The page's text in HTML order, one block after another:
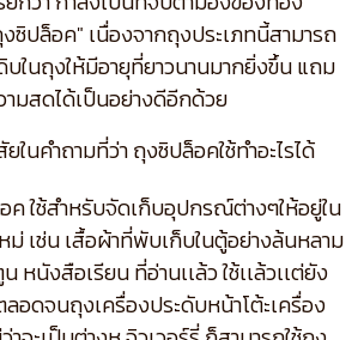
ซิปล็อค" เนื่องจากถุงประเภทนี้สามารถ
ในถุงให้มีอายุที่ยาวนานมากยิ่งขึ้น แถม
มสดได้เป็นอย่างดีอีกด้วย
ในคำถามที่ว่า ถุงซิปล็อคใช้ทำอะไรได้
ใช้สำหรับจัดเก็บอุปกรณ์ต่างๆให้อยู่ใน
ม่ เช่น เสื้อผ้าที่พับเก็บในตู้อย่างล้นหลาม
หนังสือเรียน ที่อ่านเเล้ว ใช้เเล้วเเต่ยัง
ลอดจนถุงเครื่องประดับหน้าโต้ะเครื่อง